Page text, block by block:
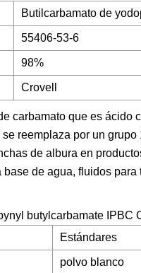
Butilcarbamato de
55406-53-6
98%
Crovell
carbamato que es
reemplaza por un
de albura en
de agua, fluidos
butylcarbamate IPBC
Estándares
polvo blanco